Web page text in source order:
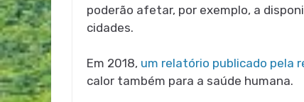
poderão afetar, por exemplo, a
cidades.
Em 2018, um relatório publicado pela
calor também para a saúde humana.